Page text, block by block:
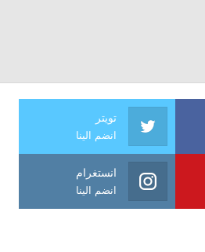
تويتر
انضم الينا
انستغرام
انضم الينا